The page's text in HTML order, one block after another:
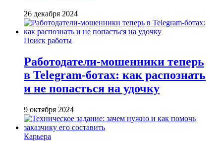
26 декабря 2024
Поиск работы
Работодатели-мошенники теперь
в Telegram-ботах: как распознать
и не попасться на удочку
9 октября 2024
Карьера